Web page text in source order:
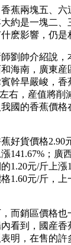
蕉兩塊五、
約是一塊二
麽影響，仍是
劉帥介紹說
海南，廣東
幹旱嚴峻，
右，産值將削
國的香蕉價
好貨價格2.90
141.67%；廣
1.20元/斤上漲
1.60元/斤，上
而銷區價格
看到，國産香
明，在售的